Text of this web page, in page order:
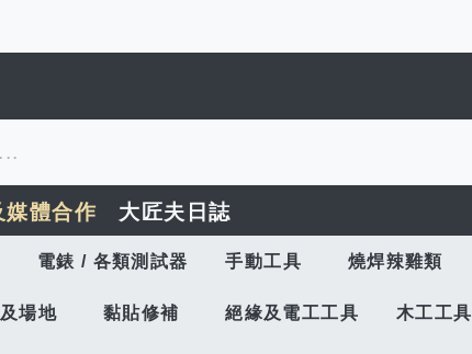
體合作 大匠夫日誌
電錶 / 各類測試器 手動工具 燒焊辣雞類
場地 黏貼修補 絕緣及電工工具 木工工具